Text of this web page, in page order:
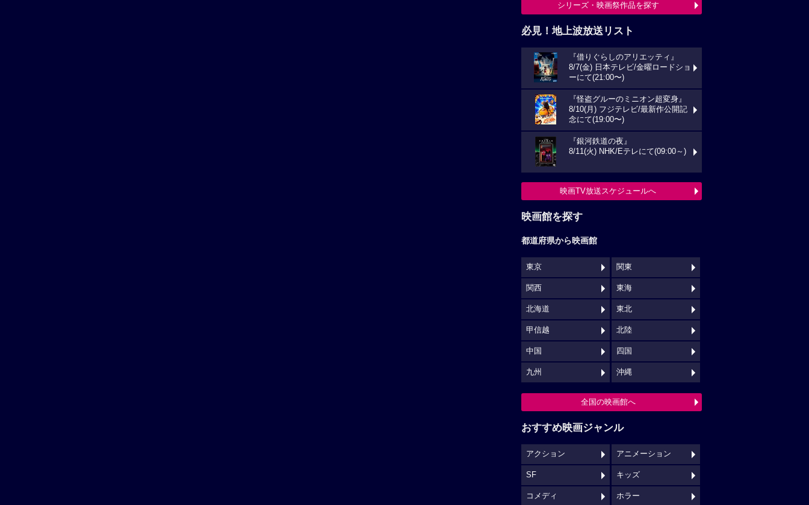
シリーズ・映画祭作品を探す
必見！地上波放送リスト
『借りぐらしのアリエッティ』
8/7(金) 日本テレビ/金曜ロードショ
ーにて(21:00〜)
『怪盗グルーのミニオン超変身』
8/10(月) フジテレビ/最新作公開記
念にて(19:00〜)
『銀河鉄道の夜』
8/11(火) NHK/Eテレにて(09:00～)
映画TV放送スケジュールへ
映画館を探す
都道府県から映画館
東京 関東
関西 東海
北海道 東北
甲信越 北陸
中国 四国
九州 沖縄
全国の映画館へ
おすすめ映画ジャンル
アクション アニメーション
SF キッズ
コメディ ホラー